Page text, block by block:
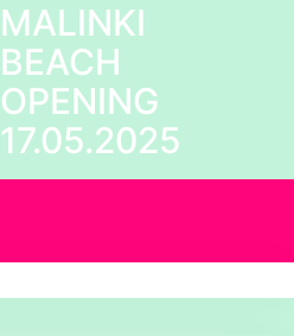
MALINKI
BEACH
OPENING
17.05.2025